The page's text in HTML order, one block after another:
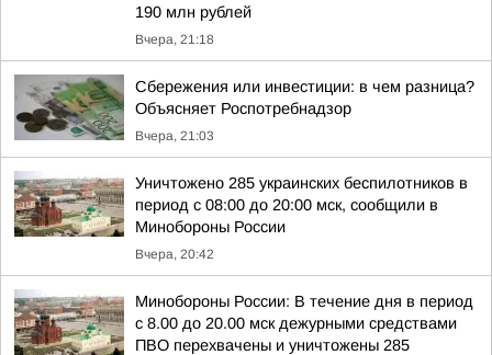
190 млн рублей
Вчера, 21:18
Сбережения или инвестиции: в чем разница?
Объясняет Роспотребнадзор
Вчера, 21:03
Уничтожено 285 украинских беспилотников в
период с 08:00 до 20:00 мск, сообщили в
Минобороны России
Вчера, 20:42
Минобороны России: В течение дня в период
с 8.00 до 20.00 мск дежурными средствами
ПВО перехвачены и уничтожены 285